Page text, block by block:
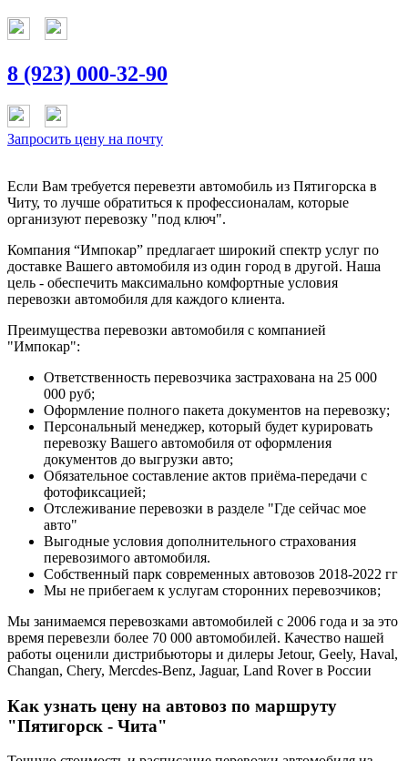
8 (923) 000-32-90
Запросить цену на почту
Если Вам требуется перевезти автомобиль из Пятигорска в
Читу, то лучше обратиться к профессионалам, которые
организуют перевозку "под ключ".
Компания “Импокар” предлагает широкий спектр услуг по
доставке Вашего автомобиля из один город в другой. Наша
цель - обеспечить максимально комфортные условия
перевозки автомобиля для каждого клиента.
Преимущества перевозки автомобиля с компанией
"Импокар":
Ответственность перевозчика застрахована на 25 000
000 руб;
Оформление полного пакета документов на перевозку;
Персональный менеджер, который будет курировать
перевозку Вашего автомобиля от оформления
документов до выгрузки авто;
Обязательное составление актов приёма-передачи с
фотофиксацией;
Отслеживание перевозки в разделе "Где сейчас мое
авто"
Выгодные условия дополнительного страхования
перевозимого автомобиля.
Собственный парк современных автовозов 2018-2022 гг
Мы не прибегаем к услугам сторонних перевозчиков;
Мы занимаемся перевозками автомобилей с 2006 года и за это
время перевезли более 70 000 автомобилей. Качество нашей
работы оценили дистрибьюторы и дилеры Jetour, Geely, Haval,
Changan, Chery, Mercdes-Benz, Jaguar, Land Rover в России
Как узнать цену на автовоз по маршруту
"Пятигорск - Чита"